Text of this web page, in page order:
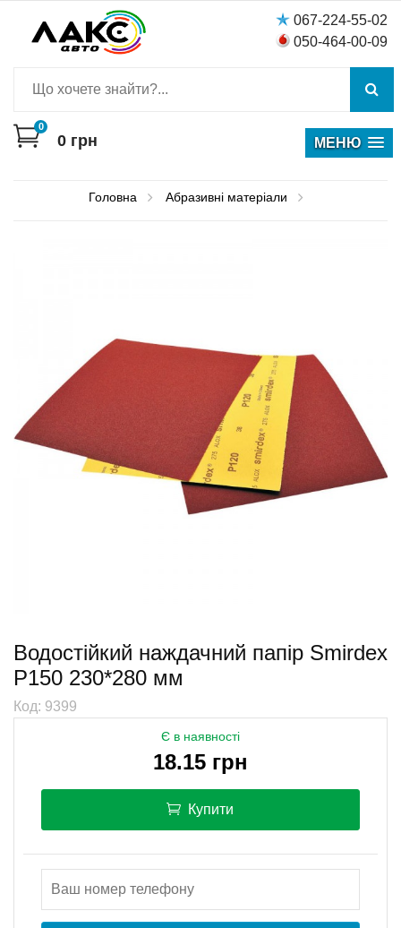
067-224-55-02
050-464-00-09
0
0 грн МЕНЮ
Головна Абразивні матеріали
Водостійкий наждачний папір Smirdex
Р150 230*280 мм
Код: 9399
Є в наявності
18.15 грн
Купити